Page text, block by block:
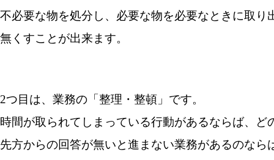
不必要な物を処分し、必要な物を必要なときに取
無くすことが出来ます。
2つ目は、業務の「整理・整頓」です。
時間が取られてしまっている行動があるならば、ど
先方からの回答が無いと進まない業務があるのな